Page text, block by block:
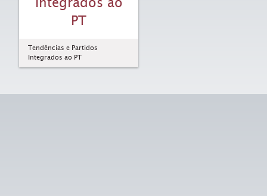
PT
Tendências e Partidos
Integrados ao PT